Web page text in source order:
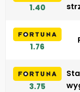
1.40
1.76
3.75